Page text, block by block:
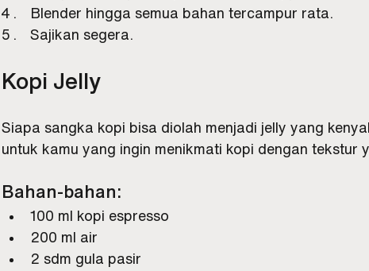
Blender hingga semua bahan tercampur rata.
Sajikan segera.
Kopi Jelly
Siapa sangka kopi bisa diolah menjadi jelly yang
untuk kamu yang ingin menikmati kopi dengan tekstur
Bahan-bahan:
100 ml kopi espresso
200 ml air
2 sdm gula pasir